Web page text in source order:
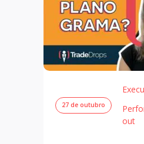
27 de outubro
out